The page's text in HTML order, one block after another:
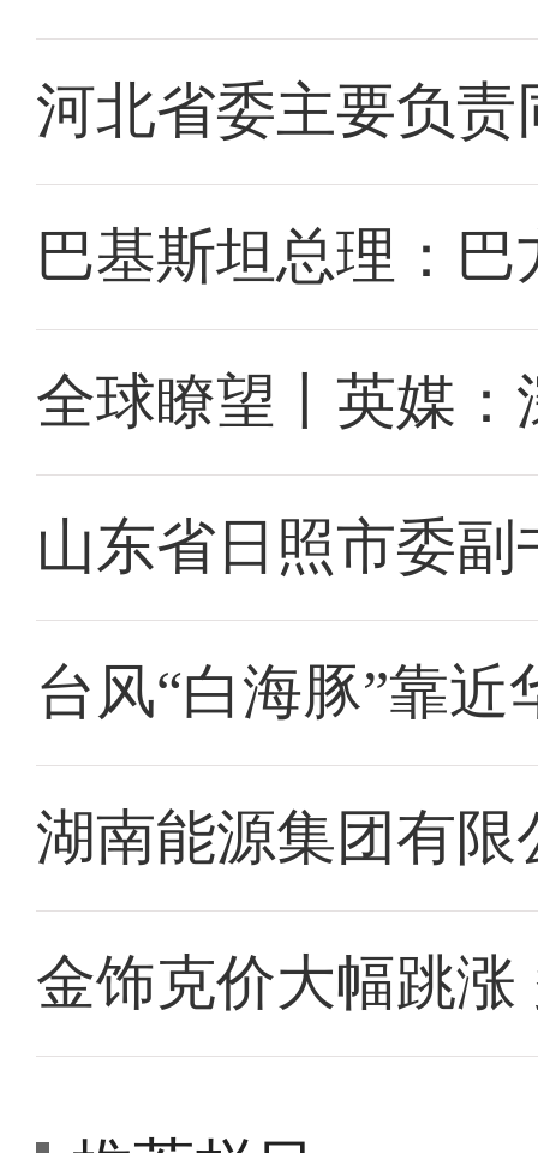
河北省委主要负
巴基斯坦总理：
全球瞭望丨英媒
山东省日照市委
台风“白海豚”靠近
湖南能源集团有
金饰克价大幅跳